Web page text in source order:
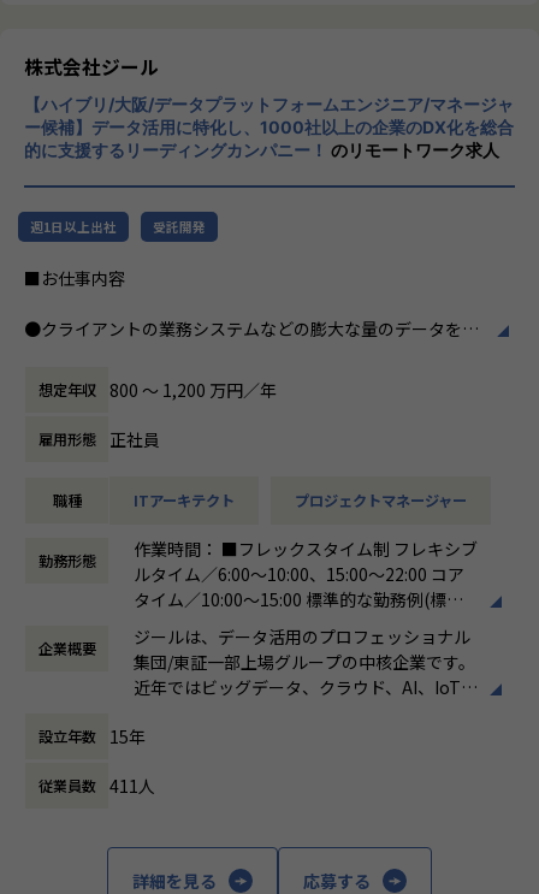
セキュリティエンジニア：2名
開発：1名
セールス&マーケティング：4名
営業事務：1名
■期待する解決したい課題
売り上げが順調に伸び、案件が増えていく中で、テクニカル
サポートチームのとりまとめ役として活躍していただける方
が不足しております。
案件数が伸びていく中でPM/PLとして品質の高い案件遂行と
チームメンバーを牽引いただく仲間を探しています。
チーム配属後は数ヶ月程度チームのリーダーとしてテクニカ
チームメンバーの様子や配属後の状況を見ながら最終的には
ームを牽引いただきます。
当社には大きく分けて3つの事業部があり、当求人はiTOC事
業部BzD部0-WANの求人となります。
キャリア/ISPの大規模ネットワークの運用～構築やコンサル
ティングを伴うネットワークSIといったネットワーク領域の
技術支援を中心に、ゼロトラスト事業とネットワーク自動化
事業にも注力しています。
◎BzD部
ビジネスディベロップメントの意味で、その名の通り、新し
株式会社ジール
【ハイブリ/大阪/データプラットフォームエンジニア/マネージャ
ー候補】データ活用に特化し、1000社以上の企業のDX化を総合
的に支援するリーディングカンパニー！ のリモートワーク求人
週1日以上出社 受託開発
■お仕事内容
●クライアントの業務システムなどの膨大な量のデータを蓄
s Intelligence)と呼ばれるシステムの導入から実行支援まで
を行っています。またクラウドを含むデータ基盤全体のDX構
想から実施します。
まで、プロジェクトに一気通貫で関わって頂きます。
く、DB、インフラ、プロジェクト管理、エンドユーザーと
のコミュニケーション能力など、幅広い経験に基づくスキル
アップ・キャリアアップが可能な環境です。
●エンドユーザー様と直接やり取りをする立場であり、要件
定義など上流工程に携われます。
適正に応じて、会社の指示する業務への異動を命じることが
想定年収 800 〜 1,200 万円／年
雇用形態 正社員
職種 ITアーキテクト プロジェクトマネージャー
勤務形態
作業時間： ■フレックスタイム制 フレキシブ
ルタイム／6:00～10:00、15:00～22:00 コア
タイム／10:00～15:00 標準的な勤務例(標準
労働時間)／9:00～18:00
働き方：フレックス制（コアタイムあり）
時間外労働の有無： 有（月平均19時間）
休憩時間： 60分
企業概要
ジールは、データ活用のプロフェッショナル
集団/東証一部上場グループの中核企業です。
近年ではビッグデータ、クラウド、AI、IoTを
する立場にスコープを拡張しています。
顧客の大半は大手企業となっており、30年以
設立年数 15年
従業員数 411人
詳細を見る 応募する